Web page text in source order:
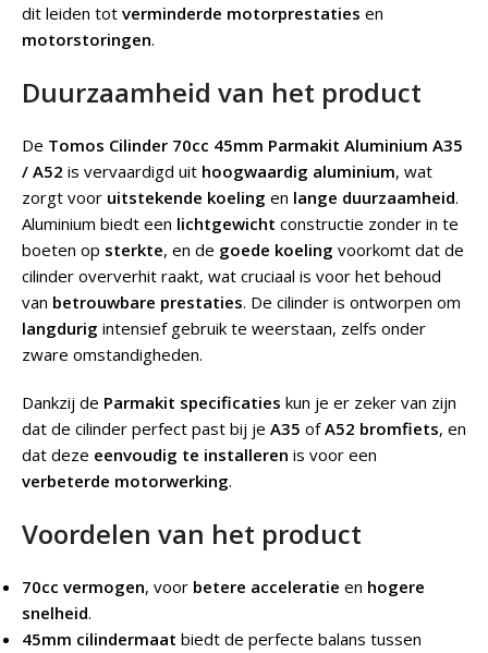
dit leiden tot verminderde motorprestaties en
motorstoringen.
Duurzaamheid van het product
De Tomos Cilinder 70cc 45mm Parmakit Aluminium A35
/ A52 is vervaardigd uit hoogwaardig aluminium, wat
zorgt voor uitstekende koeling en lange duurzaamheid.
Aluminium biedt een lichtgewicht constructie zonder in te
boeten op sterkte, en de goede koeling voorkomt dat de
cilinder oververhit raakt, wat cruciaal is voor het behoud
van betrouwbare prestaties. De cilinder is ontworpen om
langdurig intensief gebruik te weerstaan, zelfs onder
zware omstandigheden.
Dankzij de Parmakit specificaties kun je er zeker van zijn
dat de cilinder perfect past bij je A35 ofA52 bromfiets, en
dat deze eenvoudig te installeren is voor een
verbeterde motorwerking.
Voordelen van het product
70cc vermogen, voor betere acceleratie en hogere
snelheid.
45mm cilindermaat biedt de perfecte balans tussen